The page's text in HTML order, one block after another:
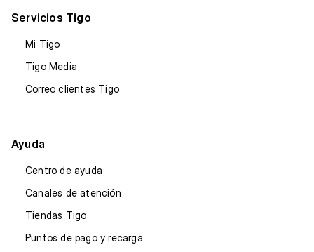
Servicios Tigo
Mi Tigo
Tigo Media
Correo clientes Tigo
Ayuda
Centro de ayuda
Canales de atención
Tiendas Tigo
Puntos de pago y recarga